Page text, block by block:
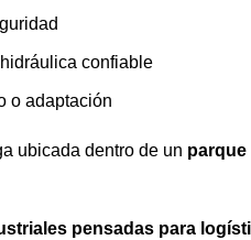
confiable
o adaptación
ubicada dentro de un
pensadas para